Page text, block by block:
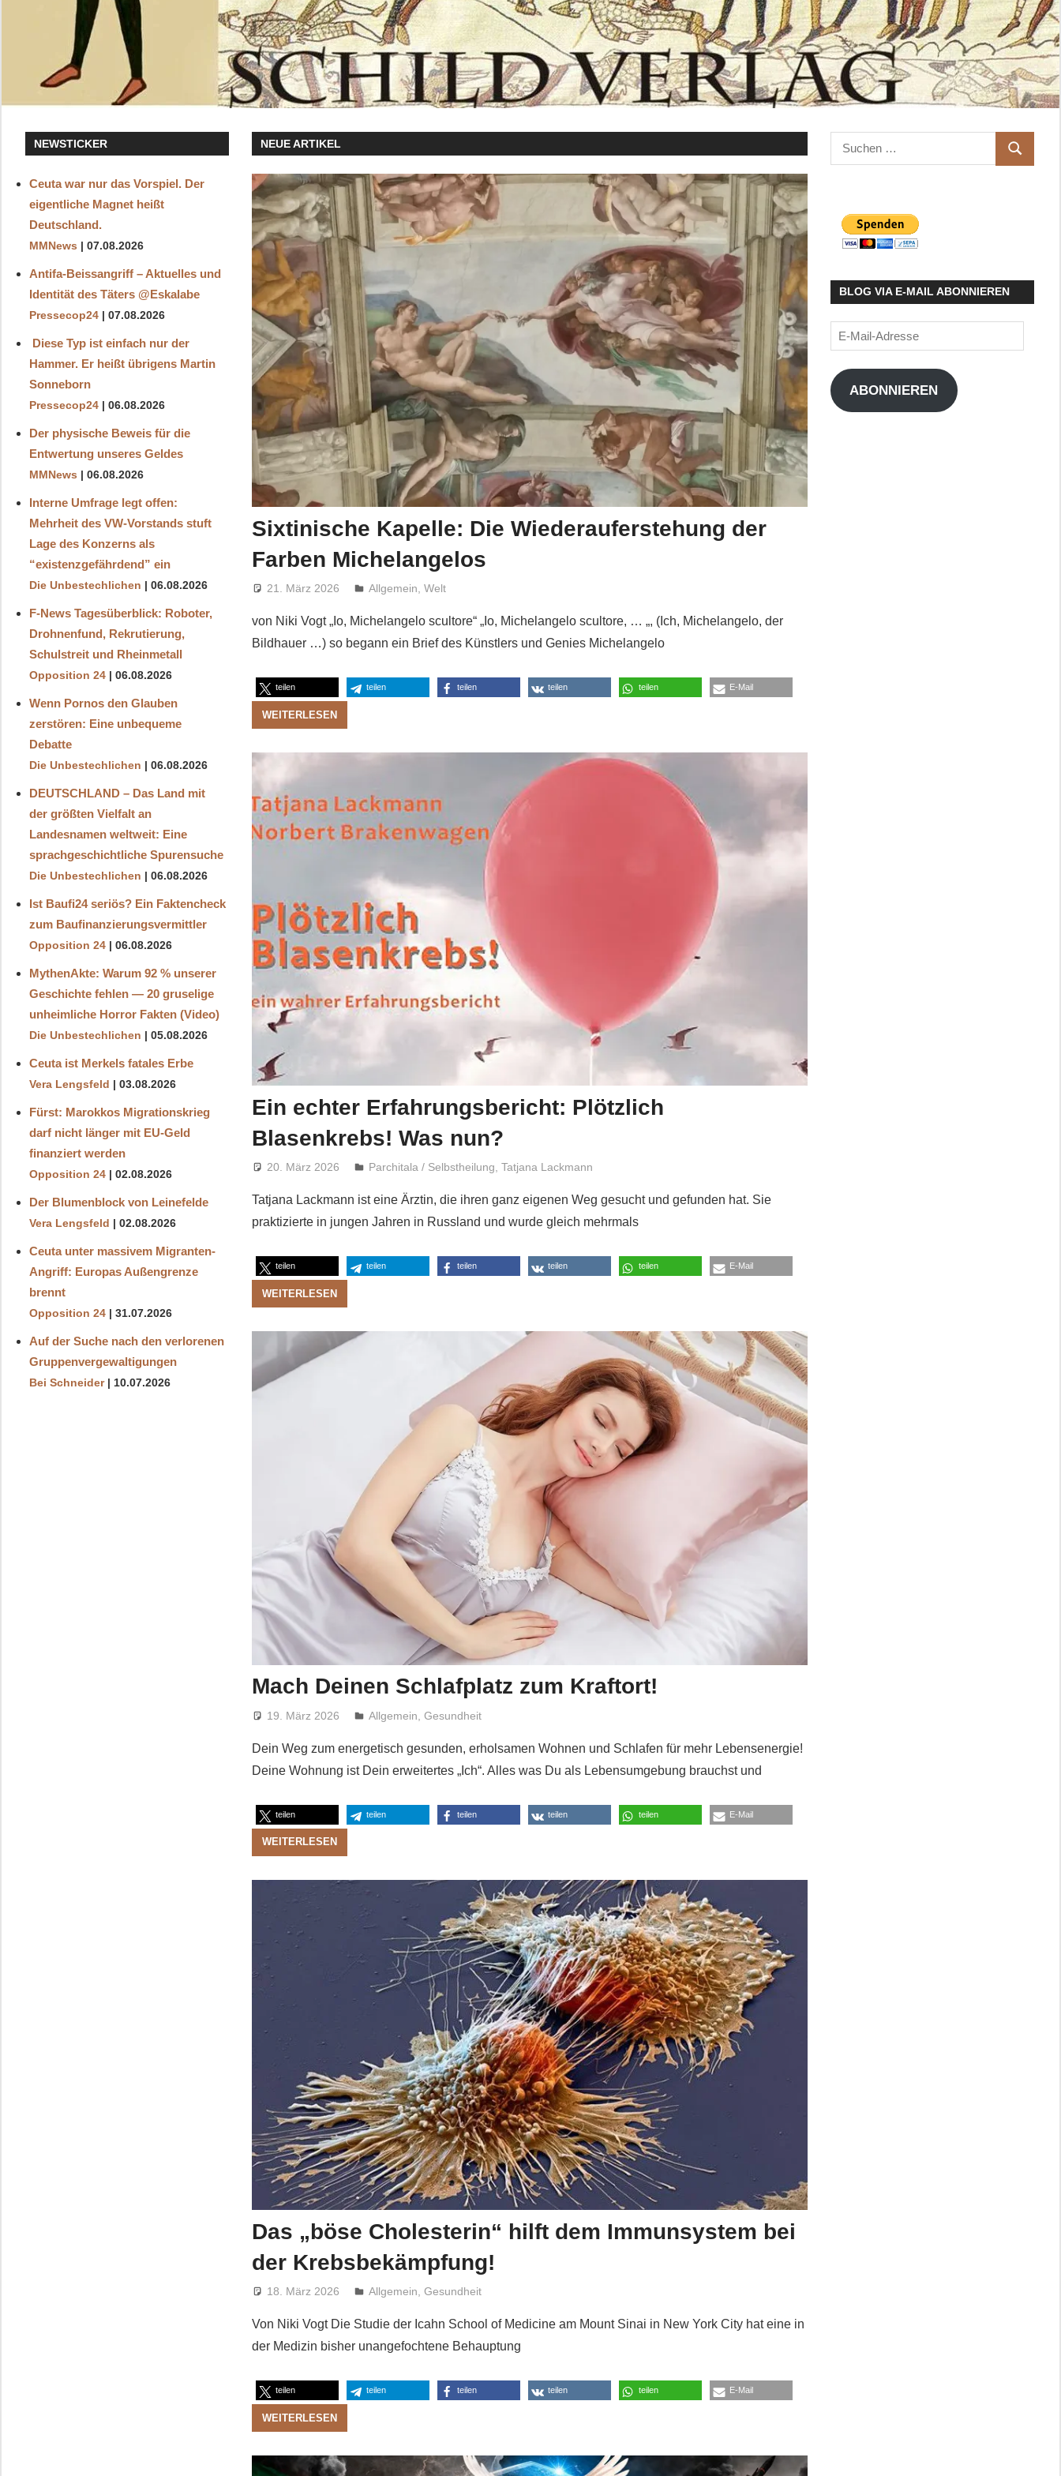
NEUE ARTIKEL
Sixtinische Kapelle: Die Wiederauferstehung der
Farben Michelangelos
21. März 2026 Niki Vogt
Allgemein Welt
von Niki Vogt „Io, Michelangelo scultore“ „Io, Michelangelo scultore, … „, (Ich, Michelangelo, der
Bildhauer …) so begann ein Brief des Künstlers und Genies Michelangelo
teilen teilen teilen teilen teilen E-Mail
WEITERLESEN
Ein echter Erfahrungsbericht: Plötzlich
Blasenkrebs! Was nun?
20. März 2026 Niki Vogt
Parchitala / Selbstheilung, Tatjana Lackmann
Tatjana Lackmann ist eine Ärztin, die ihren ganz eigenen Weg gesucht und gefunden hat. Sie
praktizierte in jungen Jahren in Russland und wurde gleich mehrmals
teilen teilen teilen teilen teilen E-Mail
WEITERLESEN
Mach Deinen Schlafplatz zum Kraftort!
19. März 2026 Niki Vogt
Allgemein Gesundheit
Dein Weg zum energetisch gesunden, erholsamen Wohnen und Schlafen für mehr Lebensenergie!
Deine Wohnung ist Dein erweitertes „Ich“. Alles was Du als Lebensumgebung brauchst und
teilen teilen teilen teilen teilen E-Mail
WEITERLESEN
Das „böse Cholesterin“ hilft dem Immunsystem bei
der Krebsbekämpfung!
18. März 2026 Niki Vogt
Allgemein Gesundheit
Von Niki Vogt Die Studie der Icahn School of Medicine am Mount Sinai in New York City hat eine in
der Medizin bisher unangefochtene Behauptung
teilen teilen teilen teilen teilen E-Mail
WEITERLESEN
NEWSTICKER
Ceuta war nur das Vorspiel. Der
eigentliche Magnet heißt
Deutschland.
MMNews 07.08.2026
Antifa-Beissangriff – Aktuelles und
Identität des Täters ‪@Eskalabe‬
Pressecop24 07.08.2026
Diese Typ ist einfach nur der
Hammer. Er heißt übrigens Martin
Sonneborn
Pressecop24 06.08.2026
Der physische Beweis für die
Entwertung unseres Geldes
MMNews 06.08.2026
Interne Umfrage legt offen:
Mehrheit des VW-Vorstands stuft
Lage des Konzerns als
“existenzgefährdend” ein
Die Unbestechlichen 06.08.2026
F-News Tagesüberblick: Roboter,
Drohnenfund, Rekrutierung,
Schulstreit und Rheinmetall
Opposition 24 06.08.2026
Wenn Pornos den Glauben
zerstören: Eine unbequeme
Debatte
Die Unbestechlichen 06.08.2026
DEUTSCHLAND – Das Land mit
der größten Vielfalt an
Landesnamen weltweit: Eine
sprachgeschichtliche Spurensuche
Die Unbestechlichen 06.08.2026
Ist Baufi24 seriös? Ein Faktencheck
zum Baufinanzierungsvermittler
Opposition 24 06.08.2026
MythenAkte: Warum 92 % unserer
Geschichte fehlen — 20 gruselige
unheimliche Horror Fakten (Video)
Die Unbestechlichen 05.08.2026
Ceuta ist Merkels fatales Erbe
Vera Lengsfeld 03.08.2026
Fürst: Marokkos Migrationskrieg
darf nicht länger mit EU-Geld
finanziert werden
Opposition 24 02.08.2026
Der Blumenblock von Leinefelde
Vera Lengsfeld 02.08.2026
Ceuta unter massivem Migranten-
Angriff: Europas Außengrenze
brennt
Opposition 24 31.07.2026
Auf der Suche nach den verlorenen
Gruppenvergewaltigungen
Bei Schneider 10.07.2026
Suchen
nach:
SUCHEN
BLOG VIA E-MAIL ABONNIEREN
E-
Mail-
Adresse
ABONNIEREN